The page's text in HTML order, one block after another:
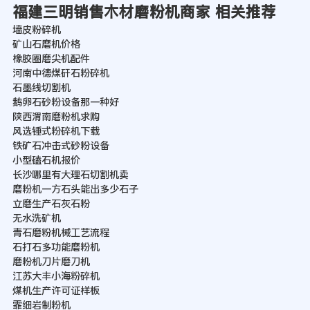
福建三明销售木材磨粉机商家 相关推荐
墙皮粉碎机
矿山石磨机价格
橡胶圈磨尖机配件
河南中德煤矸石粉碎机
石墨线切割机
鹅卵石砂粉设备那一种好
陕西渭南磨粉机求购
风选锤式粉碎机下载
铁矿石冲击式砂粉设备
小型磕石机报价
长沙哪里有大理石切割机卖
磨粉机一方石头能出多少石子
立磨生产石灰石粉
无水洗矿机
青石磨粉机械工艺流程
石打石多功能磨粉机
磨粉机刀片磨刀机
江苏大丰小海粉碎机
煤机生产许可证样板
霏细岩制粉机